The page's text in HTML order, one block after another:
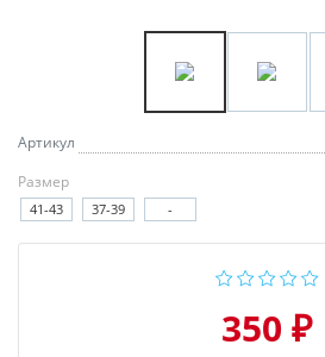
Артикул
Размер
41-43 37-39 -
350 ₽